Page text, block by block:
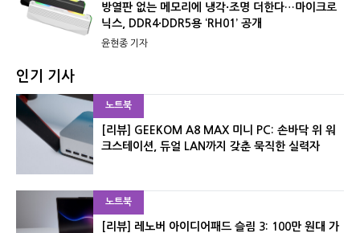
방열판 없는 메모리에 냉각·조명 더한다…마이크로
닉스, DDR4·DDR5용 ‘RH01’ 공개
윤현종 기자
인기 기사
노트북
[리뷰] GEEKOM A8 MAX 미니 PC: 손바닥 위 워
크스테이션, 듀얼 LAN까지 갖춘 묵직한 실력자
노트북
[리뷰] 레노버 아이디어패드 슬림 3: 100만 원대 가